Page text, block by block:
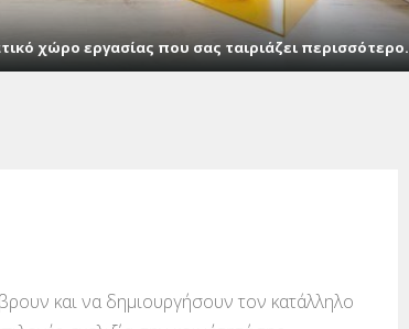
χώρο εργασίας που σας ταιριάζει περισσότερο.
και να δημιουργήσουν τον κατάλληλο